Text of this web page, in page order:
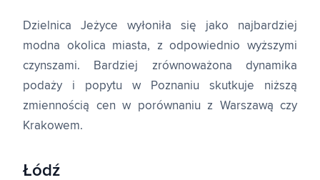
Dzielnica Jeżyce wyłoniła się jako najbardziej
modna okolica miasta, z odpowiednio wyższymi
czynszami. Bardziej zrównoważona dynamika
podaży i popytu w Poznaniu skutkuje niższą
zmiennością cen w porównaniu z Warszawą czy
Krakowem.
Łódź